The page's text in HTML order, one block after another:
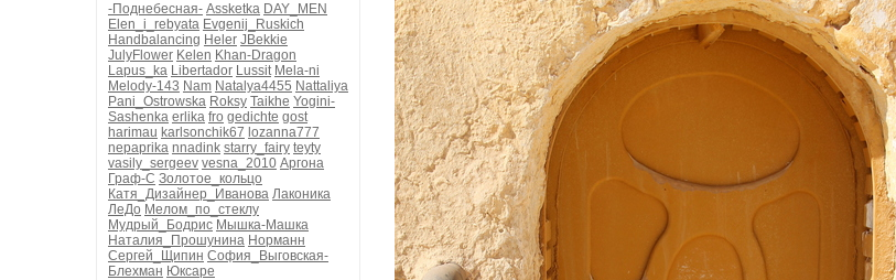
-Поднебесная- Assketka DAY_MEN
Elen_i_rebyata Evgenij_Ruskich
Handbalancing Heler JBekkie
JulyFlower Kelen Khan-Dragon
Lapus_ka Libertador Lussit Mela-ni
Melody-143 Nam Natalya4455 Nattaliya
Pani_Ostrowska Roksy Taikhe Yogini-
Sashenka erlika fro gedichte gost
harimau karlsonchik67 lozanna777
nepaprika nnadink starry_fairy teyty
vasily_sergeev vesna_2010 Аргона
Граф-С Золотое_кольцо
Катя_Дизайнер_Иванова Лаконика
ЛеДо Мелом_по_стеклу
Мудрый_Бодрис Мышка-Машка
Наталия_Прошунина Норманн
Сергей_Щипин София_Выговская-
Блехман Юксаре